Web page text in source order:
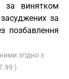
за винятком
засуджених за
позбавлення
згідно з
)